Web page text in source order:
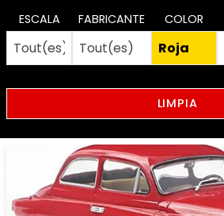
ESCALA FABRICANTE COLOR
LIMPIA